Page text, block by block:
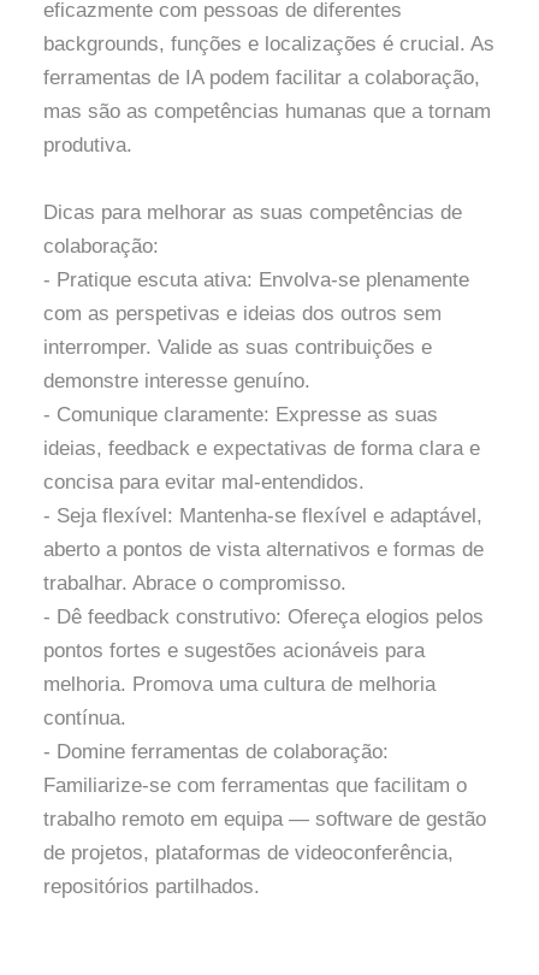
eficazmente com pessoas de diferentes
backgrounds, funções e localizações é crucial. As
ferramentas de IA podem facilitar a colaboração,
mas são as competências humanas que a tornam
produtiva.
Dicas para melhorar as suas competências de
colaboração:
- Pratique escuta ativa: Envolva-se plenamente
com as perspetivas e ideias dos outros sem
interromper. Valide as suas contribuições e
demonstre interesse genuíno.
- Comunique claramente: Expresse as suas
ideias, feedback e expectativas de forma clara e
concisa para evitar mal-entendidos.
- Seja flexível: Mantenha-se flexível e adaptável,
aberto a pontos de vista alternativos e formas de
trabalhar. Abrace o compromisso.
- Dê feedback construtivo: Ofereça elogios pelos
pontos fortes e sugestões acionáveis para
melhoria. Promova uma cultura de melhoria
contínua.
- Domine ferramentas de colaboração:
Familiarize-se com ferramentas que facilitam o
trabalho remoto em equipa — software de gestão
de projetos, plataformas de videoconferência,
repositórios partilhados.